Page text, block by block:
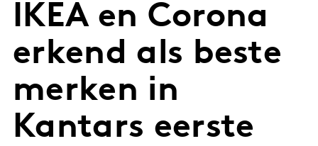
IKEA en Corona
erkend als beste
merken in
Kantars eerste